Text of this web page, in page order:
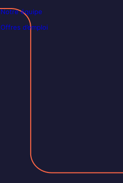
Notre équipe
Offres d’emploi